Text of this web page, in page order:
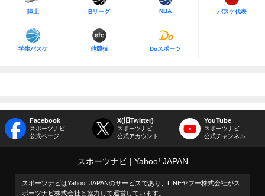
陸上 Bリーグ NBA バスケ代表
学生バスケ 他競技 Doスポーツ
Facebook
スポーツナビ
公式ページ
X(旧Twitter)
スポーツナビ
公式アカウント
YouTube
スポーツナビ
公式チャンネル
スポーツナビ Yahoo! JAPAN
スポーツナビはYahoo! JAPANのサービスであり、LINEヤフー株式会社がス
ポーツナビ株式会社と協力して運営しています。